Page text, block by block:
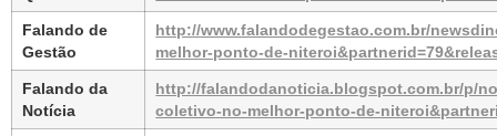
Falando de
Gestão
http://www.falandodegestao.com.br/
melhor-ponto-de-
Falando da
Notícia
http://falandodanoticia.blogspot.com.br/p/
coletivo-no-melhor-ponto-de-